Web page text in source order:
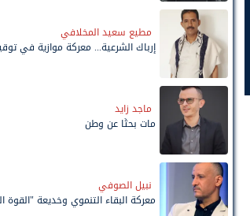
مطيع سعيد المخلافي
إرباك الشرعية... معركة موازية في
ماجد زايد
مات بحثًا عن وطن
نبيل الصوفي
معركة البقاء التنموي وخديعة "القوة